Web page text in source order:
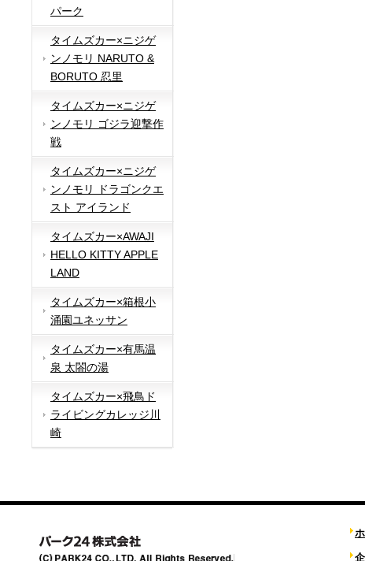
パーク
タイムズカー×ニジゲ
ンノモリ NARUTO &
BORUTO 忍里
タイムズカー×ニジゲ
ンノモリ ゴジラ迎撃作
戦
タイムズカー×ニジゲ
ンノモリ ドラゴンクエ
スト アイランド
タイムズカー×AWAJI
HELLO KITTY APPLE
LAND
タイムズカー×箱根小
涌園ユネッサン
タイムズカー×有馬温
泉 太閤の湯
タイムズカー×飛鳥ド
ライビングカレッジ川
崎